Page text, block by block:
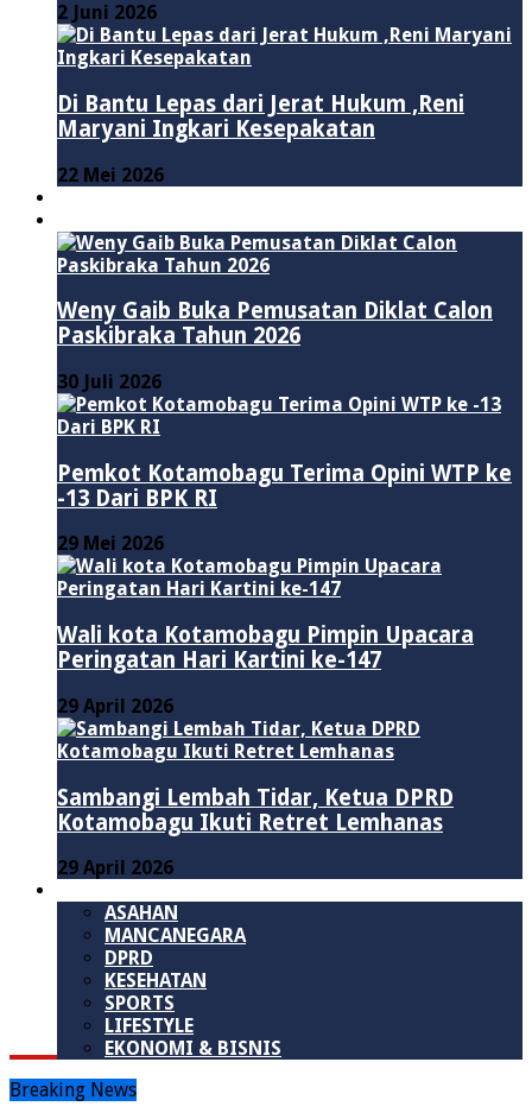
2 Juni 2026
Di Bantu Lepas dari Jerat Hukum ,Reni
Maryani Ingkari Kesepakatan
22 Mei 2026
Weny Gaib Buka Pemusatan Diklat Calon
Paskibraka Tahun 2026
30 Juli 2026
Pemkot Kotamobagu Terima Opini WTP ke
-13 Dari BPK RI
29 Mei 2026
Wali kota Kotamobagu Pimpin Upacara
Peringatan Hari Kartini ke-147
29 April 2026
Sambangi Lembah Tidar, Ketua DPRD
Kotamobagu Ikuti Retret Lemhanas
29 April 2026
ASAHAN
MANCANEGARA
DPRD
KESEHATAN
SPORTS
LIFESTYLE
EKONOMI & BISNIS
Breaking News